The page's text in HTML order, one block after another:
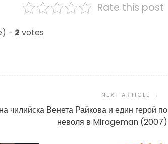
Rate this post
- 2 votes
чилийска Венета Райкова и един герой по
неволя в Mirageman (2007)